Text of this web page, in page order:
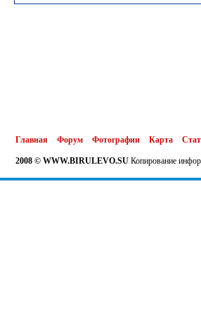
Главная Форум Фотографии Карта
2008 © WWW.BIRULEVO.SU Копирование